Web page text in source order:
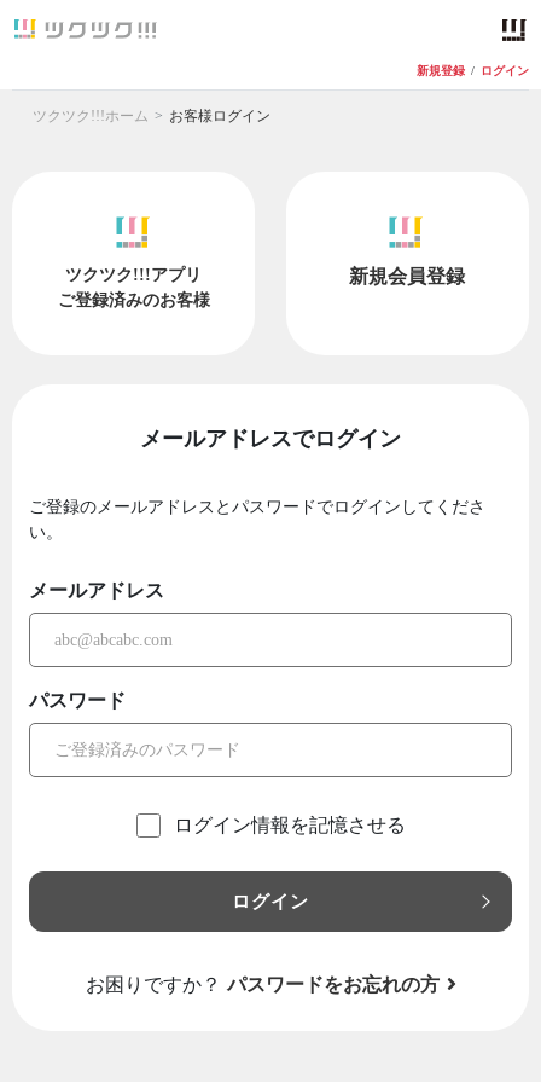
新規登録 / ログイン
ツクツク!!!ホーム お客様ログイン
ツクツク!!!アプリ
ご登録済みのお客様
新規会員登録
メールアドレスでログイン
ご登録のメールアドレスとパスワードでログインしてくださ
い。
メールアドレス
パスワード
ログイン情報を記憶させる
ログイン
お困りですか？ パスワードをお忘れの方